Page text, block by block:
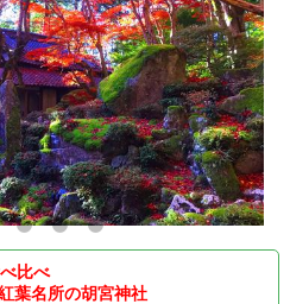
比べ
葉名所の胡宮神社